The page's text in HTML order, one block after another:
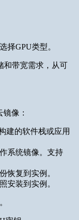
择GPU类型。
和带宽需求，从可
像：
建的软件栈或应用
系统镜像。支持
恢复到实例。
安装到实例。